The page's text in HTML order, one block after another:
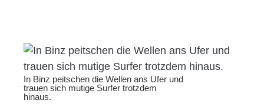
In Binz peitschen die Wellen ans Ufer und
trauen sich mutige Surfer trotzdem
hinaus.